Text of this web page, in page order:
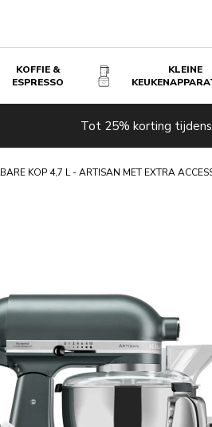
KOFFIE &
ESPRESSO
KLEINE
Tot 25% korting
KOP 4,7 L - ARTISAN MET EXTRA
Gerelateerde producten Inspiratie